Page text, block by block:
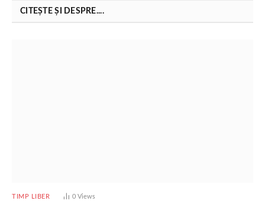
CITEȘTE ȘI DESPRE....
TIMP LIBER 0 Views